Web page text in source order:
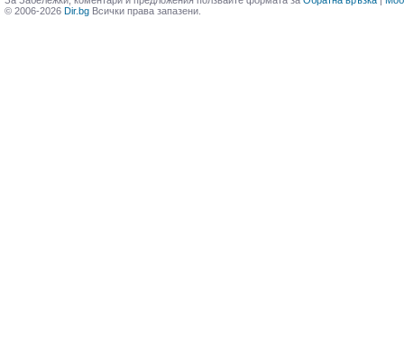
© 2006-2026 Dir.bg Всички права запазени.